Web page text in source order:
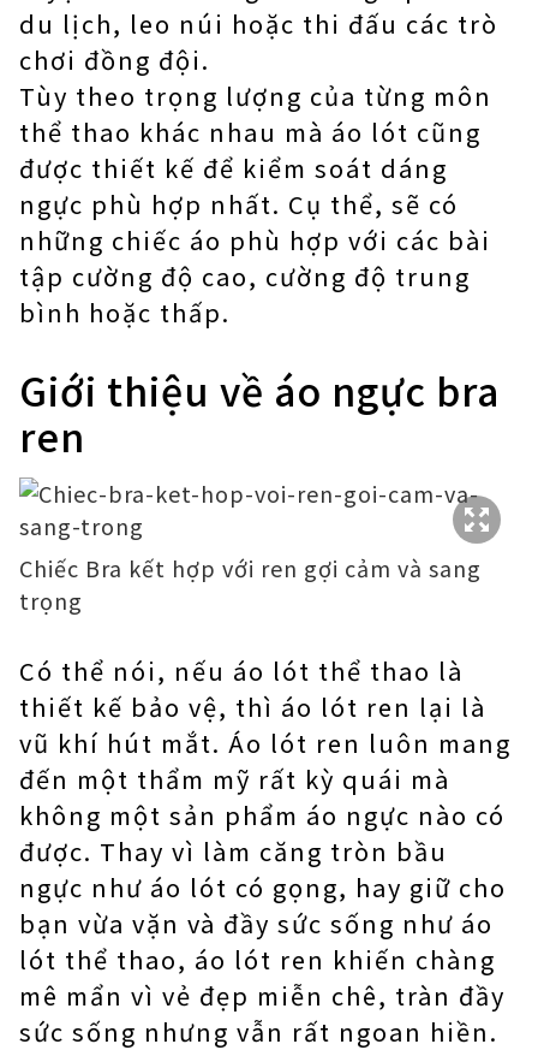
du lịch, leo núi hoặc thi đấu các trò
chơi đồng đội.
Tùy theo trọng lượng của từng môn
thể thao khác nhau mà áo lót cũng
được thiết kế để kiểm soát dáng
ngực phù hợp nhất. Cụ thể, sẽ có
những chiếc áo phù hợp với các bài
tập cường độ cao, cường độ trung
bình hoặc thấp.
Giới thiệu về áo ngực bra
ren
Chiếc Bra kết hợp với ren gợi cảm và sang
trọng
Có thể nói, nếu áo lót thể thao là
thiết kế bảo vệ, thì áo lót ren lại là
vũ khí hút mắt. Áo lót ren luôn mang
đến một thẩm mỹ rất kỳ quái mà
không một sản phẩm áo ngực nào có
được. Thay vì làm căng tròn bầu
ngực như áo lót có gọng, hay giữ cho
bạn vừa vặn và đầy sức sống như áo
lót thể thao, áo lót ren khiến chàng
mê mẩn vì vẻ đẹp miễn chê, tràn đầy
sức sống nhưng vẫn rất ngoan hiền.